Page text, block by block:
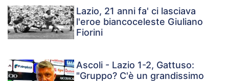
Lazio, 21 anni fa' ci lasciava
l'eroe biancoceleste Giuliano
Fiorini
Ascoli - Lazio 1-2, Gattuso:
"Gruppo? C'è un grandissimo